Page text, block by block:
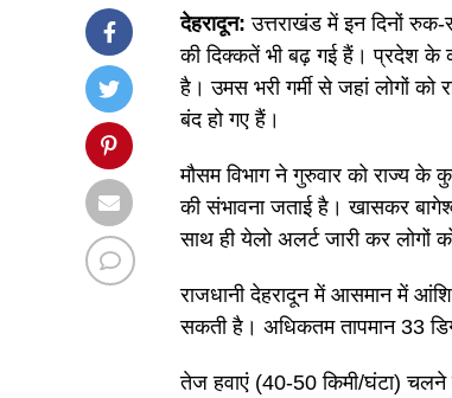
देहरादून: उत्तराखंड में इन दिनों रुक-
की दिक्कतें भी बढ़ गई हैं। प्रदेश के
है। उमस भरी गर्मी से जहां लोगों को
बंद हो गए हैं।
मौसम विभाग ने गुरुवार को राज्य
की संभावना जताई है। खासकर
साथ ही येलो अलर्ट जारी कर लोगों
राजधानी देहरादून में आसमान में
सकती है। अधिकतम तापमान 33
तेज हवाएं (40-50 किमी/घंटा) चलने